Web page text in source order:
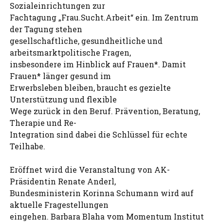
Sozialeinrichtungen zur
Fachtagung „Frau.Sucht.Arbeit“ ein. Im Zentrum
der Tagung stehen
gesellschaftliche, gesundheitliche und
arbeitsmarktpolitische Fragen,
insbesondere im Hinblick auf Frauen*. Damit
Frauen* länger gesund im
Erwerbsleben bleiben, braucht es gezielte
Unterstützung und flexible
Wege zurück in den Beruf. Prävention, Beratung,
Therapie und Re-
Integration sind dabei die Schlüssel für echte
Teilhabe.
Eröffnet wird die Veranstaltung von AK-
Präsidentin Renate Anderl,
Bundesministerin Korinna Schumann wird auf
aktuelle Fragestellungen
eingehen. Barbara Blaha vom Momentum Institut